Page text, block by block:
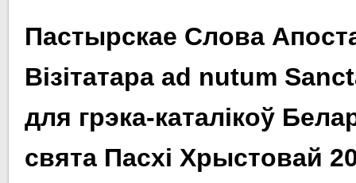
Пастырскае Слова
Візітатара ad nutum
для грэка-каталікоў
свята Пасхі Хрыстовай